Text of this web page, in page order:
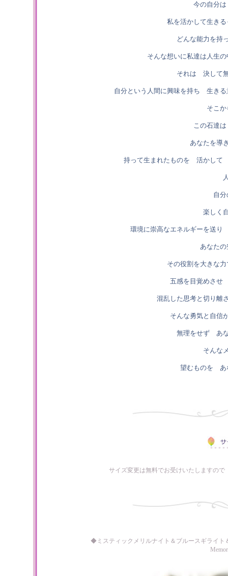
今の自分
私を活かして生き
どんな能力を持
そんな想いに私達は人生
それは 決して
自分という人間に興味を持ち 生き
そこ
この石達
あなたを導
持って生まれたものを 活かして
自
楽しく
環境に崇高なエネルギーを送
あなた
その役割を大きな
五感を目覚めさせ
混乱した思考と切り離
そんな勇気と自信
無理をせず あ
そんな
望むものを あ
サイズ変更は無料でお受けいたしますの
◆ミスティックメリルナイト＆ブルースギライ